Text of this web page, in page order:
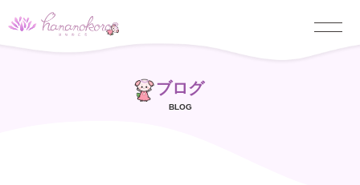
ブログ
BLOG